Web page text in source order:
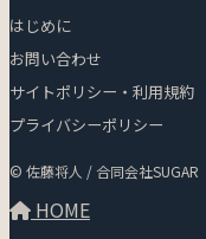
はじめに
お問い合わせ
サイトポリシー・利用規約
プライバシーポリシー
© 佐藤将人 / 合同会社SUGAR
HOME